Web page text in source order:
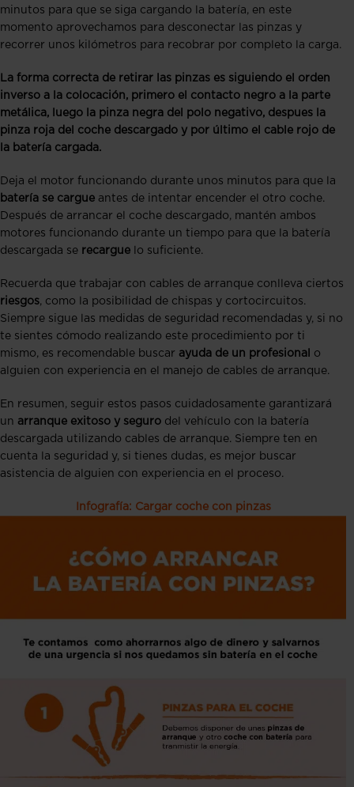
minutos para que se siga cargando la batería, en este
momento aprovechamos para desconectar las pinzas y
recorrer unos kilómetros para recobrar por completo la carga.
La forma correcta de retirar las pinzas es siguiendo el orden
inverso a la colocación, primero el contacto negro a la parte
metálica, luego la pinza negra del polo negativo, despues la
pinza roja del coche descargado y por último el cable rojo de
la batería cargada.
Deja el motor funcionando durante unos minutos para que la
batería se cargue antes de intentar encender el otro coche.
Después de arrancar el coche descargado, mantén ambos
motores funcionando durante un tiempo para que la batería
descargada se recargue lo suficiente.
Recuerda que trabajar con cables de arranque conlleva ciertos
riesgos, como la posibilidad de chispas y cortocircuitos.
Siempre sigue las medidas de seguridad recomendadas y, si no
te sientes cómodo realizando este procedimiento por ti
mismo, es recomendable buscar ayuda de un profesional
o
alguien con experiencia en el manejo de cables de arranque.
En resumen, seguir estos pasos cuidadosamente garantizará
un arranque exitoso y seguro del vehículo con la batería
descargada utilizando cables de arranque. Siempre ten en
cuenta la seguridad y, si tienes dudas, es mejor buscar
asistencia de alguien con experiencia en el proceso.
Infografía: Cargar coche con pinzas